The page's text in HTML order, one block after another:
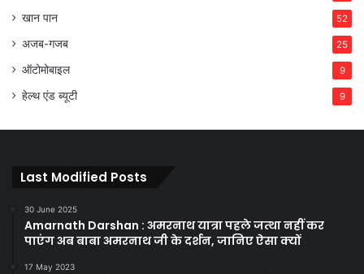
खान पान 52
अजब-गजब 25
ऑटोमोबाइल 9
हेल्थ एंड ब्यूटी 9
Last Modified Posts
30 June 2025
Amarnath Darshan : अमरनाथ यात्रा पहले जत्था नहीं कर
पाएंग अब बाबा अमरनाथ जी के दर्शन, जानिए ऐसा क्यों
17 May 2023